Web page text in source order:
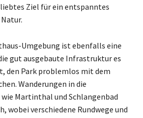
Ziel für ein entspanntes
Umgebung ist ebenfalls eine
gut ausgebaute Infrastruktur es
den Park problemlos mit dem
Wanderungen in die
Martinthal und Schlangenbad
wobei verschiedene Rundwege und